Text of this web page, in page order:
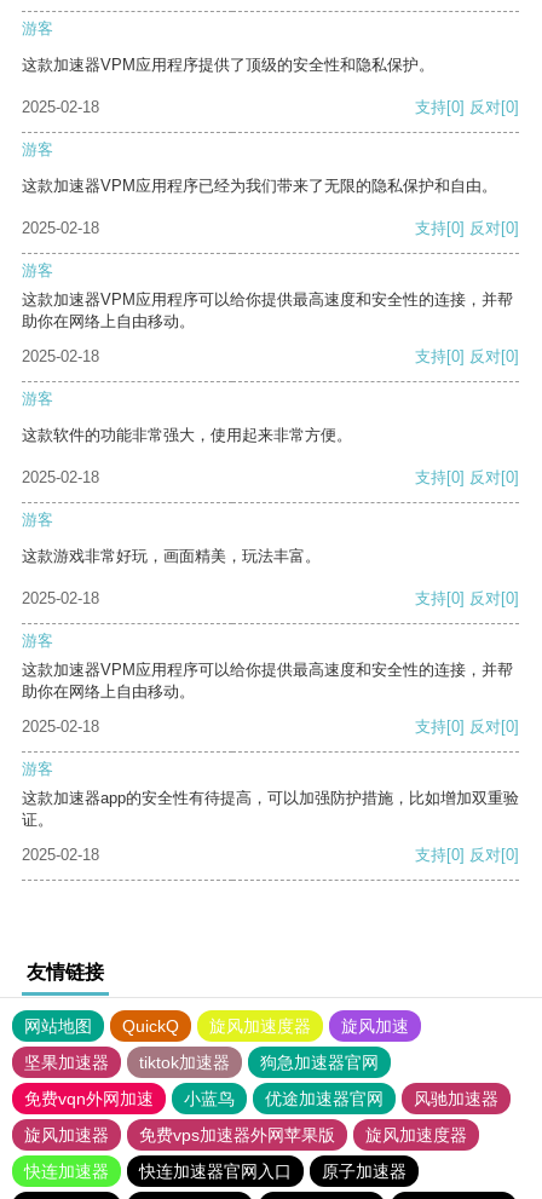
游客
这款加速器VPM应用程序提供了顶级的安全性和隐私保护。
2025-02-18 支持[0] 反对[0]
游客
这款加速器VPM应用程序已经为我们带来了无限的隐私保护和自由。
2025-02-18 支持[0] 反对[0]
游客
这款加速器VPM应用程序可以给你提供最高速度和安全性的连接，并帮
助你在网络上自由移动。
2025-02-18
支持[0] 反对[0]
游客
这款软件的功能非常强大，使用起来非常方便。
2025-02-18 支持[0] 反对[0]
游客
这款游戏非常好玩，画面精美，玩法丰富。
2025-02-18 支持[0] 反对[0]
游客
这款加速器VPM应用程序可以给你提供最高速度和安全性的连接，并帮
助你在网络上自由移动。
2025-02-18
支持[0] 反对[0]
游客
这款加速器app的安全性有待提高，可以加强防护措施，比如增加双重验
证。
2025-02-18
支持[0] 反对[0]
友情链接
网站地图 QuickQ 旋风加速度器
旋风加速
坚果加速器
tiktok加速器
狗急加速器官网
免费vqn外网加速
小蓝鸟 优途加速器官网
风驰加速器
旋风加速器
免费vps加速器外网苹果版
旋风加速度器
快连加速器
快连加速器官网入口
原子加速器